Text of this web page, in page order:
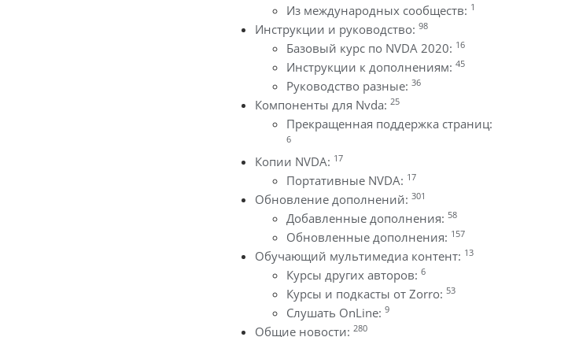
Из международных сообществ: 1
Инструкции и руководство: 98
Базовый курс по NVDA 2020: 16
Инструкции к дополнениям: 45
Руководство разные: 36
Компоненты для Nvda: 25
Прекращенная поддержка страниц:
6
Копии NVDA: 17
Портативные NVDA: 17
Обновление дополнений: 301
Добавленные дополнения: 58
Обновленные дополнения: 157
Обучающий мультимедиа контент: 13
Курсы других авторов: 6
Курсы и подкасты от Zorro: 53
Слушать OnLine: 9
Общие новости: 280